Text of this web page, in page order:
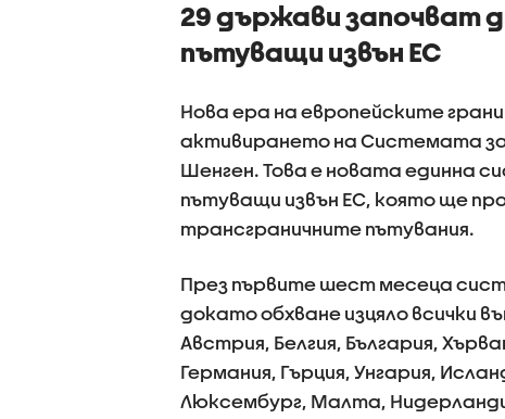
29 държави започват
пътуващи извън ЕС
Нова ера на европейските
активирането на Системата за
Шенген. Това е новата единна
пътуващи извън ЕС, която ще
трансграничните пътувания.
През първите шест месеца
докато обхване изцяло всички
Австрия, Белгия, България,
Германия, Гърция, Унгария,
Люксембург, Малта,